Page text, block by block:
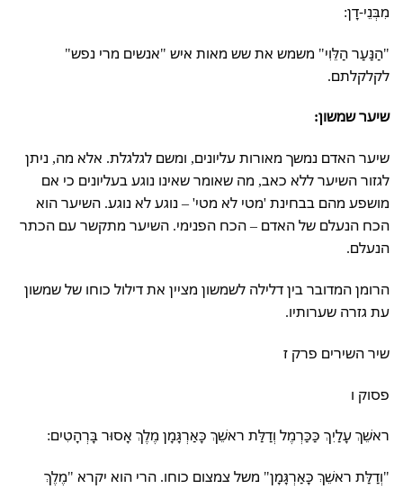
מִבְּנֵי-דָן:
"הַנַּעַר הַלֵּוִי" משמש את שש מאות איש "אנשים מרי נפש"
לקלקלתם.
שיער שמשון:
שיער האדם נמשך מאורות עליונים, ומשם לגלגלת. אלא מה, ניתן
לגזור השיער ללא כאב, מה שאומר שאינו נוגע בעליונים כי אם
מושפע מהם בבחינת 'מטי לא מטי' – נוגע לא נוגע. השיער הוא
הכח הנעלם של האדם – הכח הפנימי. השיער מתקשר עם הכתר
הנעלם.
הרומן המדובר בין דלילה לשמשון מציין את דילול כוחו של שמשון
עת גזרה שערותיו.
שיר השירים פרק ז
פסוק ו
ראשֵׁךְ עָלַיִךְ כַּכַּרְמֶל וְדַלַּת ראשֵׁךְ כָּאַרְגָּמָן מֶלֶךְ אָסוּר בָּרְהָטִים:
"וְדַלַּת ראשֵׁךְ כָּאַרְגָּמָן" משל צמצום כוחו. הרי הוא יקרא "מֶלֶךְ